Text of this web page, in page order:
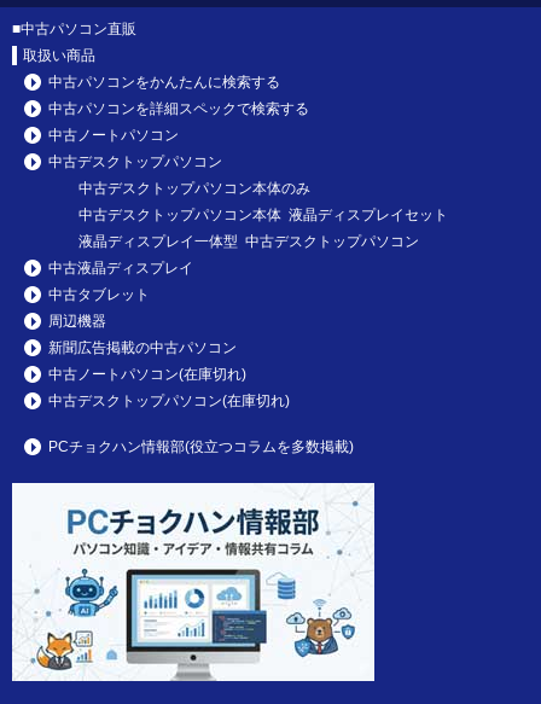
■中古パソコン直販
取扱い商品
中古パソコンをかんたんに検索する
中古パソコンを詳細スペックで検索する
中古ノートパソコン
中古デスクトップパソコン
中古デスクトップパソコン本体のみ
中古デスクトップパソコン本体 液晶ディスプレイセット
液晶ディスプレイ一体型 中古デスクトップパソコン
中古液晶ディスプレイ
中古タブレット
周辺機器
新聞広告掲載の中古パソコン
中古ノートパソコン(在庫切れ)
中古デスクトップパソコン(在庫切れ)
PCチョクハン情報部(役立つコラムを多数掲載)